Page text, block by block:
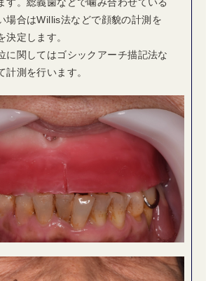
す。総義歯などで噛み合わせている
場合はWillis法などで顔貌の計測を
決定します。
に関してはゴシックアーチ描記法な
計測を行います。